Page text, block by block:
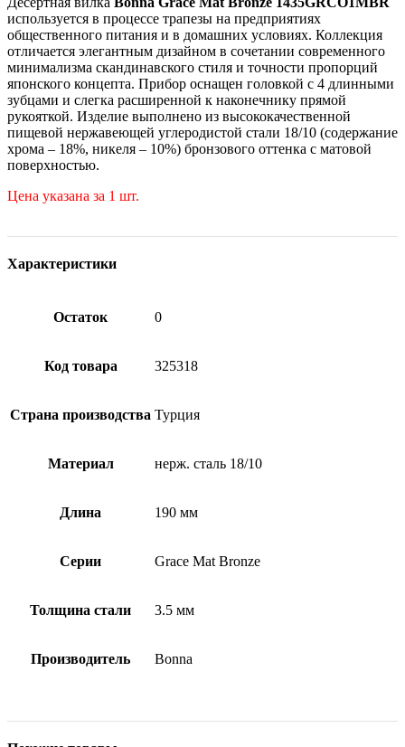
используется в процессе трапезы на предприятиях
общественного питания и в домашних условиях. Коллекция
отличается элегантным дизайном в сочетании современного
минимализма скандинавского стиля и точности пропорций
японского концепта. Прибор оснащен головкой с 4 длинными
зубцами и слегка расширенной к наконечнику прямой
рукояткой. Изделие выполнено из высококачественной
пищевой нержавеющей углеродистой стали 18/10 (содержание
хрома – 18%, никеля – 10%) бронзового оттенка с матовой
поверхностью.
Цена указана за 1 шт.
Характеристики
Остаток 0
Код товара 325318
Страна производства Турция
Материал нерж. сталь 18/10
Длина 190 мм
Серии Grace Mat Bronze
Толщина стали 3.5 мм
Производитель Bonna